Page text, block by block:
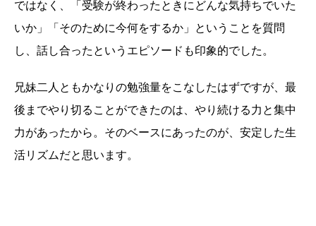
ではなく、「受験が終わったときにどんな気持ちでいた
いか」「そのために今何をするか」ということを質問
し、話し合ったというエピソードも印象的でした。
兄妹二人ともかなりの勉強量をこなしたはずですが、最
後までやり切ることができたのは、やり続ける力と集中
力があったから。そのベースにあったのが、安定した生
活リズムだと思います。